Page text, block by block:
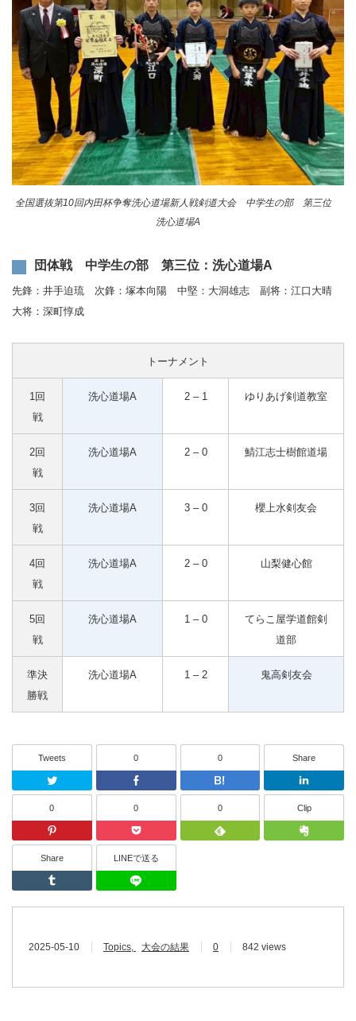
全国選抜第10回内田杯争奪洗心道場新人戦剣道大会 中学生の部 第三位
洗心道場A
団体戦 中学生の部 第三位：洗心道場A
先鋒：井手迫琉 次鋒：塚本向陽 中堅：大洞雄志 副将：江口大晴
大将：深町惇成
トーナメント
1回
戦
洗心道場A 2 – 1 ゆりあげ剣道教室
2回
戦
洗心道場A 2 – 0 鯖江志士樹館道場
3回
戦
洗心道場A 3 – 0 櫻上水剣友会
4回
戦
洗心道場A 2 – 0 山梨健心館
5回
戦
洗心道場A 1 – 0
てらこ屋学道館剣
道部
準決
勝戦
洗心道場A 1 – 2 鬼高剣友会
Tweets
Twitter
0
Facebook
0
はてなブッ
Share
0
Pinterest
0
Pocket
0
Feedly
Clip
Share
Tumblr
LINEで送る
2025-05-10 Topics 大会の結果 0 842 views